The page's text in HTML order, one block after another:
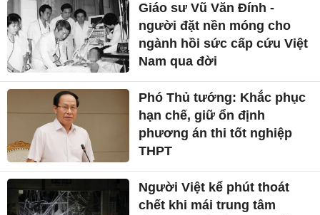
Giáo sư Vũ Văn Đính -
người đặt nền móng cho
ngành hồi sức cấp cứu Việt
Nam qua đời
Phó Thủ tướng: Khắc phục
hạn chế, giữ ổn định
phương án thi tốt nghiệp
THPT
Người Việt kể phút thoát
chết khi mái trung tâm